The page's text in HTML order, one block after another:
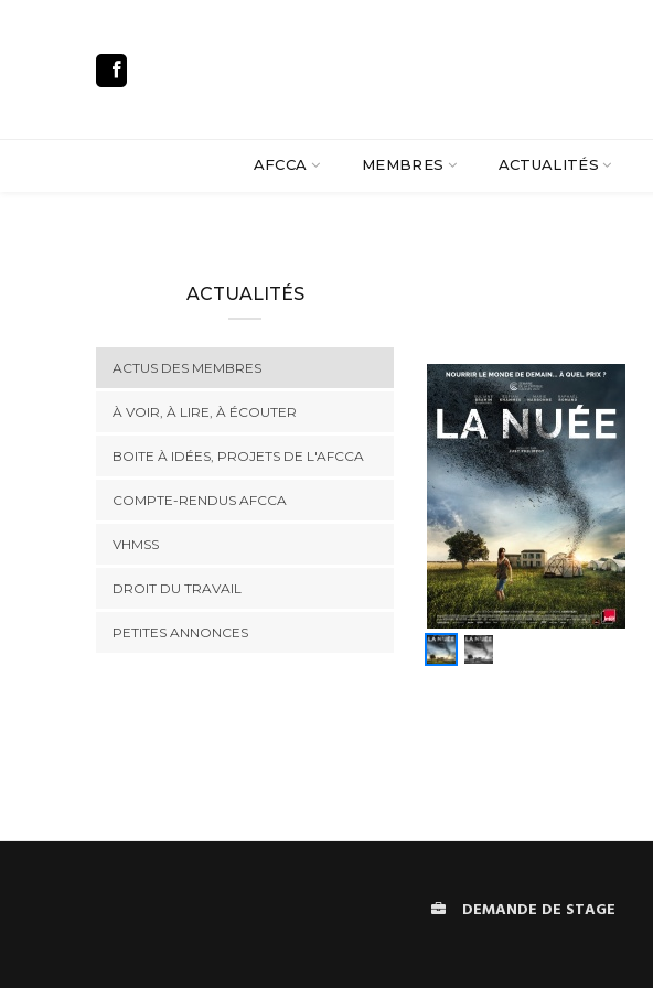
AFCCA MEMBRES ACTUALITÉS
ACTUALITÉS
ACTUS DES MEMBRES
À VOIR, À LIRE, À ÉCOUTER
BOITE À IDÉES, PROJETS DE L'AFCCA
COMPTE-RENDUS AFCCA
VHMSS
DROIT DU TRAVAIL
PETITES ANNONCES
DEMANDE DE STAGE